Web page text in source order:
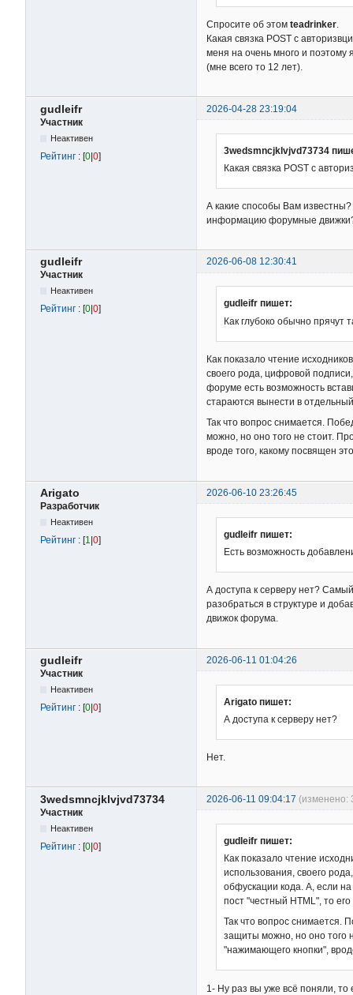
Спросите об этом teadrinker.
Какая связка POST с
меня на очень много и поэтому
(мне всего то 12 лет).
gudleifr
2026-04-28 23:19:04
Участник
Неактивен
Рейтинг : [0|0]
3wedsmncjklvjvd73734
Какая связка POST с
А какие способы Вам известны?
информацию форумные
gudleifr
2026-06-08 12:30:41
Участник
Неактивен
Рейтинг : [0 0]
gudleifr пишет:
Как глубоко обычно
Как показало чтение
своего рода, цифровой
форуме есть возможность
стараются вынести в
Так что вопрос снимается.
можно, но оно того не стоит.
вроде того, какому посвящен
Arigato
2026-06-10 23:26:45
Разработчик
Неактивен
Рейтинг : [1 |0]
gudleifr пишет:
Есть возможность
А доступа к серверу нет?
разобраться в структуре и
движок форума.
gudleifr
2026-06-11 01:04:26
Участник
Неактивен
Рейтинг : [0|0]
Arigato пишет:
А доступа к серверу нет?
Нет.
3wedsmncjklvjvd73734 2026-06-11 09:04:17 (изменено:
Участник
Неактивен
Рейтинг : [0|0]
gudleifr пишет:
Как показало чтение
использования, своего
обфускации кода. А, если
пост "честный HTML", то
Так что вопрос снимается.
защиты можно, но оно того
"нажимающего кнопки",
1- Ну раз вы уже всё поняли, то